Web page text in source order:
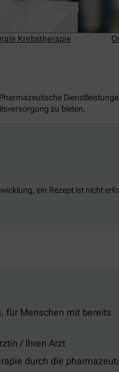
Krebstherapie
zu bieten.
ein Rezept ist nicht
für Menschen mit bereits
/ Ihren Arzt
durch die